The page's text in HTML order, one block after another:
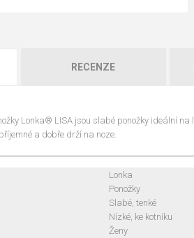
RECENZE
Lonka® LISA jsou slabé ponožky ideální na
a dobře drží na noze.
Lonka
Ponožky
Slabé, tenké
Nízké, ke kotníku
Ženy